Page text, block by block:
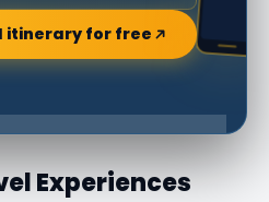
itinerary for free
Experiences